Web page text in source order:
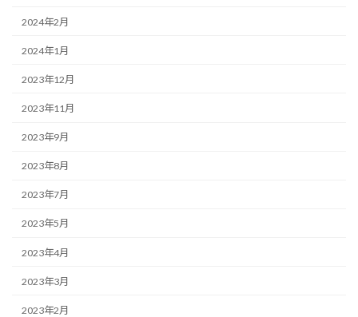
2024年2月
2024年1月
2023年12月
2023年11月
2023年9月
2023年8月
2023年7月
2023年5月
2023年4月
2023年3月
2023年2月